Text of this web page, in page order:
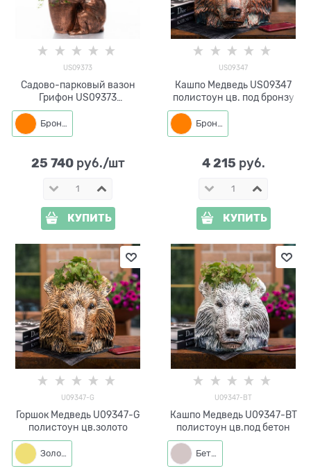
US09373
Садово-парковый вазон
Грифон US09373
стеклопластик под бронзу
Бронза
25 740 руб./шт
КУПИТЬ
US09347
Кашпо Медведь US09347
полистоун цв. под бронзу
Бронза
4 215 руб.
КУПИТЬ
U09347-G
Горшок Медведь U09347-G
полистоун цв.золото
Золото
U09347-BT
Кашпо Медведь U09347-BT
полистоун цв.под бетон
Бетон